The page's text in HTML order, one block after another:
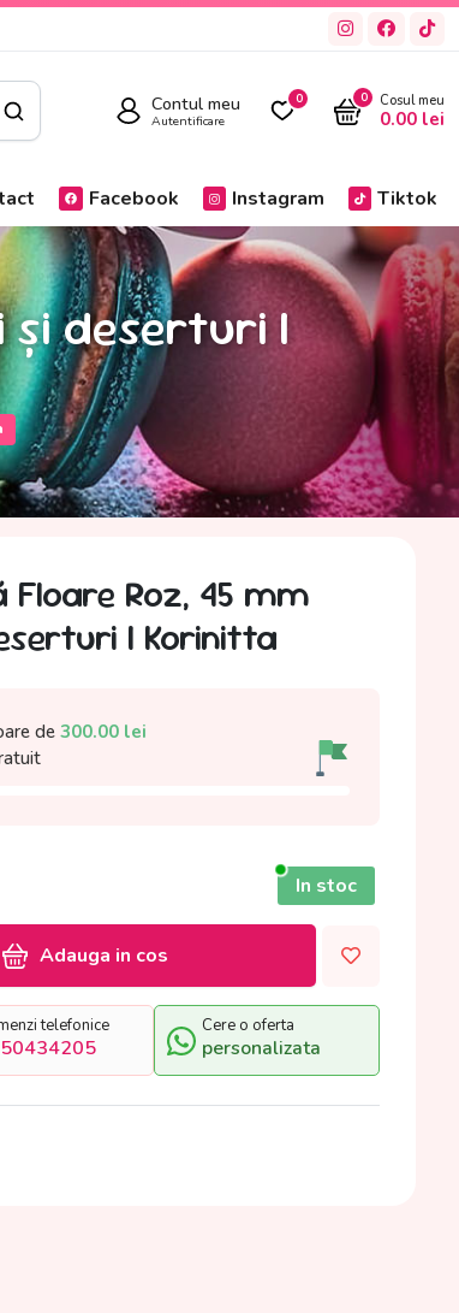
Contul meu
Autentificare
0 0 Cosul meu
0.00 lei
Facebook Instagram Tiktok
și deserturi |
Roz, 45 mm
| Korinitta
de300.00 lei
In stoc
Adauga in cos
telefonice Cere o oferta
personalizata